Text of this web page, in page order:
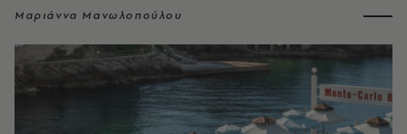
Μαριάννα Μανωλοπούλου